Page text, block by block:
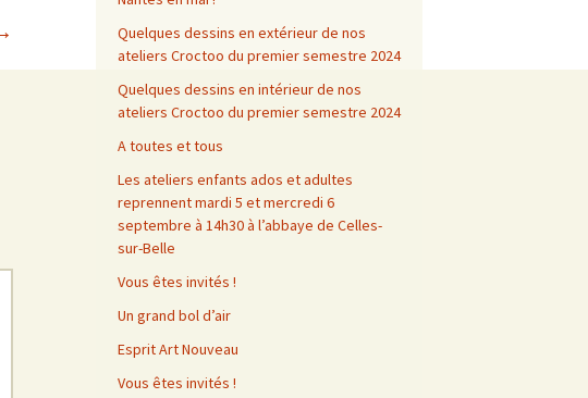
Quelques dessins en extérieur de nos
ateliers Croctoo du premier semestre 2024
Quelques dessins en intérieur de nos
ateliers Croctoo du premier semestre 2024
A toutes et tous
Les ateliers enfants ados et adultes
reprennent mardi 5 et mercredi 6
septembre à 14h30 à l’abbaye de Celles-
sur-Belle
Vous êtes invités !
Un grand bol d’air
Esprit Art Nouveau
Vous êtes invités !